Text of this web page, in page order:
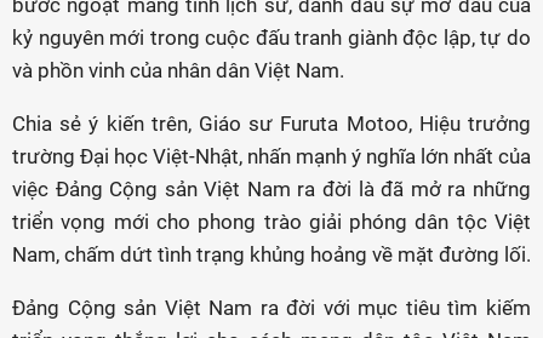
bước ngoặt mang tính lịch sử, đánh dấu sự mở đầu của
kỷ nguyên mới trong cuộc đấu tranh giành độc lập, tự do
và phồn vinh của nhân dân Việt Nam.
Chia sẻ ý kiến trên, Giáo sư Furuta Motoo, Hiệu trưởng
trường Đại học Việt-Nhật, nhấn mạnh ý nghĩa lớn nhất của
việc Đảng Cộng sản Việt Nam ra đời là đã mở ra những
triển vọng mới cho phong trào giải phóng dân tộc Việt
Nam, chấm dứt tình trạng khủng hoảng về mặt đường lối.
Đảng Cộng sản Việt Nam ra đời với mục tiêu tìm kiếm